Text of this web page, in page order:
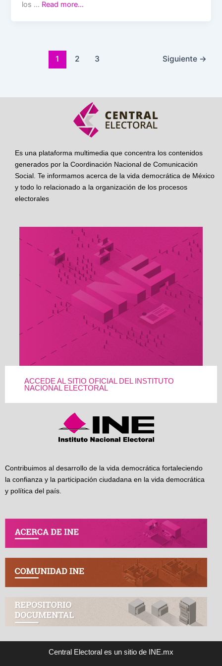
los … Read more…
1 2 3 Siguiente →
Es una plataforma multimedia que concentra los contenidos
generados por la Coordinación Nacional de Comunicación
Social. Te informamos acerca de la vida democrática de México
y todo lo relacionado a la organización de los procesos
electorales
ACCEDE AL SITIO OFICIAL DEL INSTITUTO
NACIONAL ELECTORAL
Contribuimos al desarrollo de la vida democrática fortaleciendo
la confianza y la participación ciudadana en la vida democrática
y política del país.
Central Electoral es un sitio de INE.mx